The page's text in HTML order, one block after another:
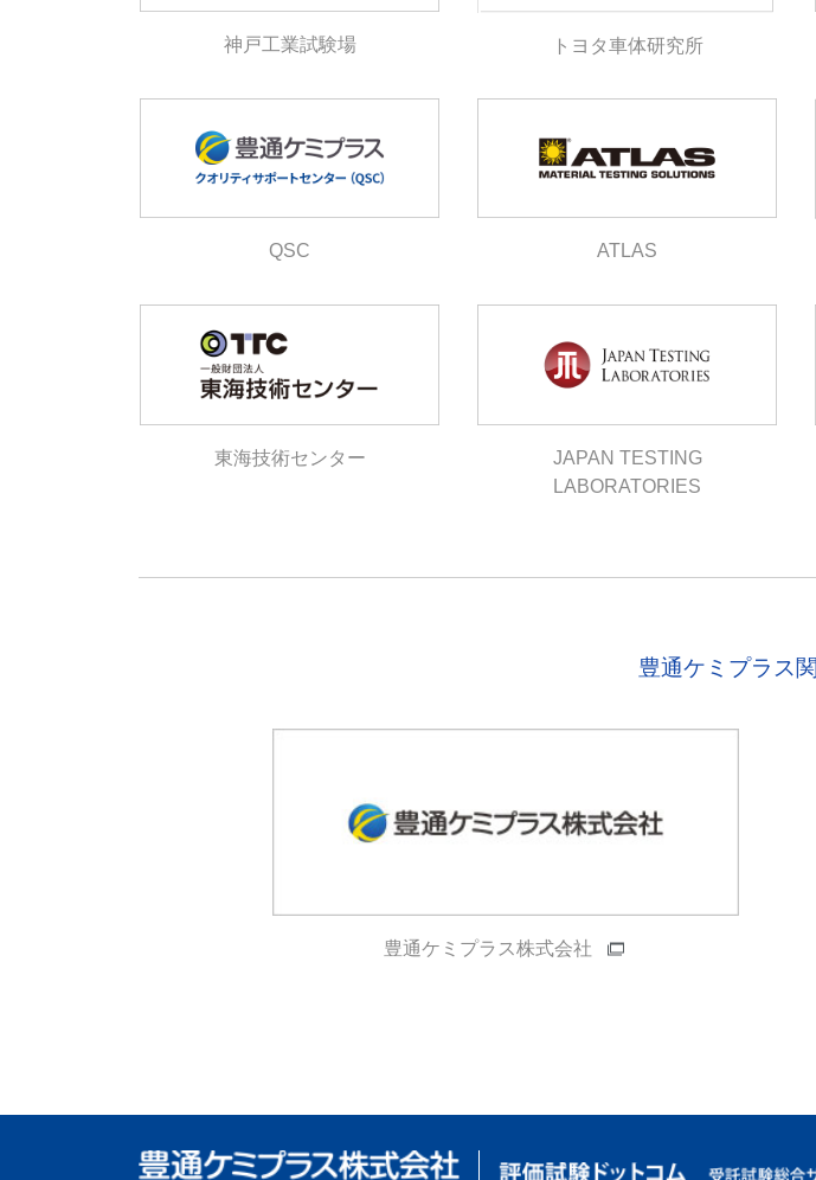
神戸工業試験場 トヨタ車体研究所
QSC ATLAS
東海技術センター
JAPAN TESTING
LABORATORIES
豊通ケミプラス
豊通ケミプラス株式会社